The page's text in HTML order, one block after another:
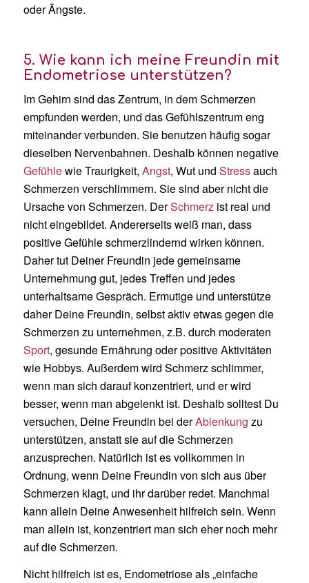
oder Ängste.
5. Wie kann ich meine Freundin mit
Endometriose unterstützen?
Im Gehirn sind das Zentrum, in dem Schmerzen
empfunden werden, und das Gefühlszentrum eng
miteinander verbunden. Sie benutzen häufig sogar
dieselben Nervenbahnen. Deshalb können negative
Gefühlewie Traurigkeit, Angst, Wut und Stressauch
Schmerzen verschlimmern. Sie sind aber nicht die
Ursache von Schmerzen. DerSchmerzist real und
nicht eingebildet. Andererseits weiß man, dass
positive Gefühle schmerzlindernd wirken können.
Daher tut Deiner Freundin jede gemeinsame
Unternehmung gut, jedes Treffen und jedes
unterhaltsame Gespräch. Ermutige und unterstütze
daher Deine Freundin, selbst aktiv etwas gegen die
Schmerzen zu unternehmen, z.B. durch moderaten
Sport, gesunde Ernährung oder positive Aktivitäten
wie Hobbys. Außerdem wird Schmerz schlimmer,
wenn man sich darauf konzentriert, und er wird
besser, wenn man abgelenkt ist. Deshalb solltest Du
versuchen, Deine Freundin bei derAblenkung zu
unterstützen, anstatt sie auf die Schmerzen
anzusprechen. Natürlich ist es vollkommen in
Ordnung, wenn Deine Freundin von sich aus über
Schmerzen klagt, und ihr darüber redet. Manchmal
kann allein Deine Anwesenheit hilfreich sein. Wenn
man allein ist, konzentriert man sich eher noch mehr
auf die Schmerzen.
Nicht hilfreich ist es, Endometriose als „einfache